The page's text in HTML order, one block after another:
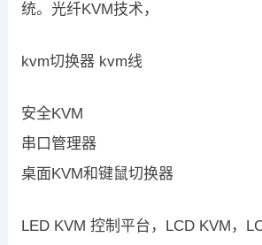
统。光纤KVM技术，
kvm切换器 kvm线
安全KVM
串口管理器
桌面KVM和键鼠切换器
LED KVM 控制平台，LCD KVM，